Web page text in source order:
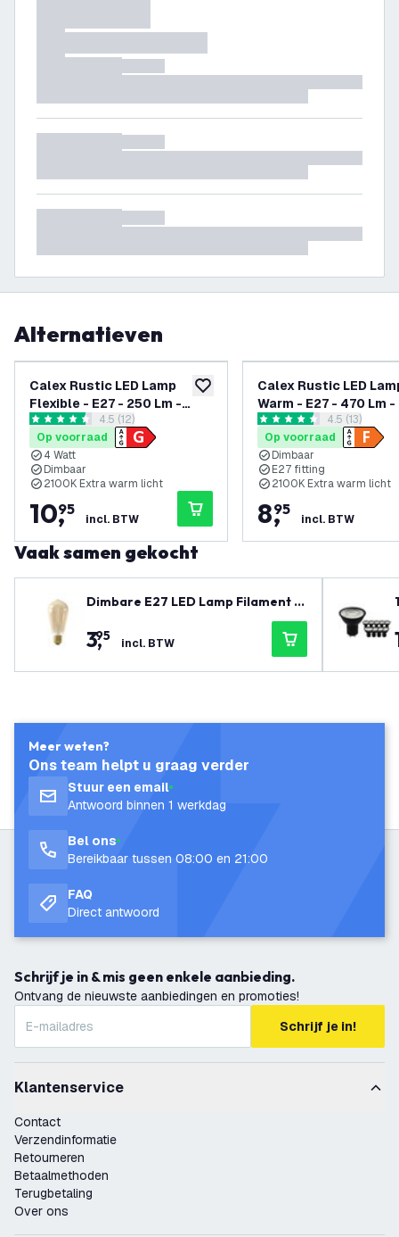
Alternatieven
toevoegen aan verlanglijst
Calex Rustic LED Lamp
Flexible - E27 - 250 Lm -
Goud Finishreviews drawer openen
4.5 score sterren4.5 (12)
Op voorraad
4 Watt
Dimbaar
2100K Extra warm licht
10,
95
incl. BTW
Calex Rustic LED
Warm - E27 - 470 Lm
reviews
4.5 score sterren4.5 (13)
Op voorraad
Dimbaar
E27 fitting
2100K Extra warm licht
8,
95
incl. BTW
Vaak samen gekocht
Dimbare E27 LED Lamp Filament -
3,
95 incl. BTW
Meer weten?
Ons team helpt u graag verder
Stuur een email
Antwoord binnen 1 werkdag
Bel ons
Bereikbaar tussen 08:00 en 21:00
FAQ
Direct antwoord
Schrijf je in & mis geen enkele aanbieding.
Ontvang de nieuwste aanbiedingen en promoties!
Schrijf je in!
Klantenservice
Contact
Verzendinformatie
Retourneren
Betaalmethoden
Terugbetaling
Over ons